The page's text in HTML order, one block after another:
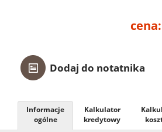
cena:
Dodaj do notatnika
Informacje
ogólne
Kalkulator
kredytowy